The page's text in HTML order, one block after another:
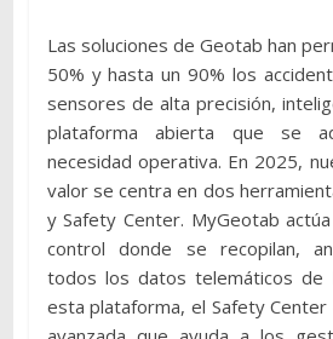
Las soluciones de Geotab han
50% y hasta un 90% los
sensores de alta precisión,
plataforma abierta que se
necesidad operativa. En 2025,
valor se centra en dos
y Safety Center. MyGeotab
control donde se recopilan,
todos los datos telemáticos
esta plataforma, el Safety Center